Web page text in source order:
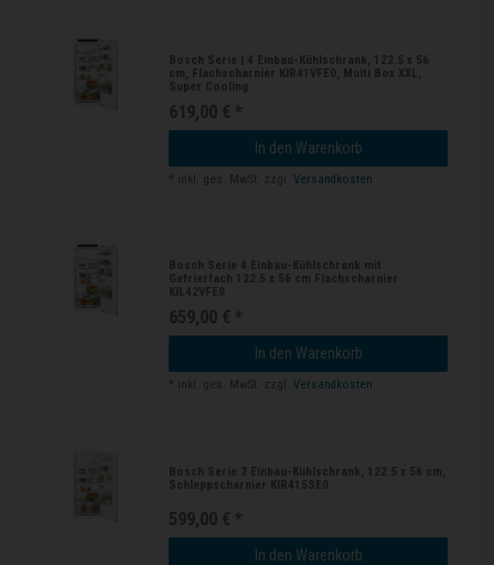
Bosch Serie | 4 Einbau-Kühlschrank, 122.5 x 56
cm, Flachscharnier KIR41VFE0, Multi Box XXL,
Super Cooling
619,00 € *
In den Warenkorb
* inkl. ges. MwSt. zzgl.Versandkosten
Bosch Serie 4 Einbau-Kühlschrank mit
Gefrierfach 122.5 x 56 cm Flachscharnier
KIL42VFE0
659,00 € *
In den Warenkorb
* inkl. ges. MwSt. zzgl.Versandkosten
Bosch Serie 2 Einbau-Kühlschrank, 122.5 x 56 cm,
Schleppscharnier KIR415SE0
599,00 € *
In den Warenkorb